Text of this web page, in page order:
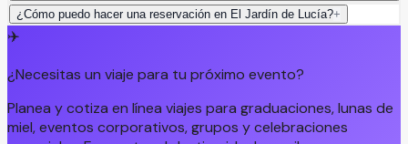
¿Cómo puedo hacer una reservación en El Jardín de Lucía?+
✈️
¿Necesitas un viaje para tu próximo evento?
Planea y cotiza en línea viajes para graduaciones, lunas de
miel, eventos corporativos, grupos y celebraciones